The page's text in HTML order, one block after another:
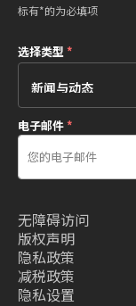
标有*的为必填项
选择类型*
电子邮件*
无障碍访问
版权声明
隐私政策
减税政策
隐私设置